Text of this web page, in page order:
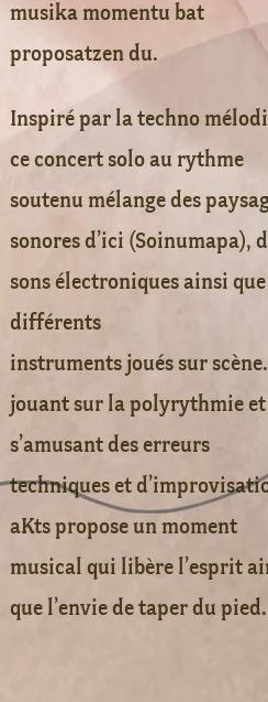
musika momentu bat
proposatzen du.
Inspiré par la techno
ce concert solo au rythme
soutenu mélange des
sonores d’ici (Soinumapa),
sons électroniques ainsi que
différents
instruments joués sur
jouant sur la polyrythmie et
s’amusant des erreurs
techniques et
aKts propose un moment
musical qui libère l’esprit
que l’envie de taper du pied.